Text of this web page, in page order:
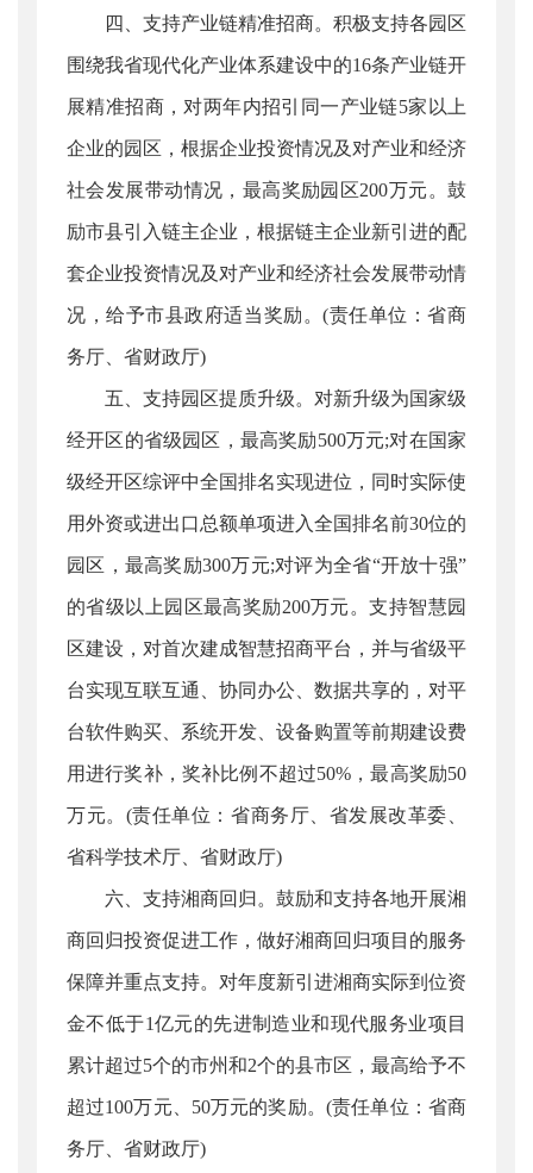
四、支持产业链精准招商。积极支持各园区
围绕我省现代化产业体系建设中的16条产业链开
展精准招商，对两年内招引同一产业链5家以上
企业的园区，根据企业投资情况及对产业和经济
社会发展带动情况，最高奖励园区200万元。鼓
励市县引入链主企业，根据链主企业新引进的配
套企业投资情况及对产业和经济社会发展带动情
况，给予市县政府适当奖励。(责任单位：省商
务厅、省财政厅)
五、支持园区提质升级。对新升级为国家级
经开区的省级园区，最高奖励500万元;对在国家
级经开区综评中全国排名实现进位，同时实际使
用外资或进出口总额单项进入全国排名前30位的
园区，最高奖励300万元;对评为全省“开放十强”
的省级以上园区最高奖励200万元。支持智慧园
区建设，对首次建成智慧招商平台，并与省级平
台实现互联互通、协同办公、数据共享的，对平
台软件购买、系统开发、设备购置等前期建设费
用进行奖补，奖补比例不超过50%，最高奖励50
万元。(责任单位：省商务厅、省发展改革委、
省科学技术厅、省财政厅)
六、支持湘商回归。鼓励和支持各地开展湘
商回归投资促进工作，做好湘商回归项目的服务
保障并重点支持。对年度新引进湘商实际到位资
金不低于1亿元的先进制造业和现代服务业项目
累计超过5个的市州和2个的县市区，最高给予不
超过100万元、50万元的奖励。(责任单位：省商
务厅、省财政厅)